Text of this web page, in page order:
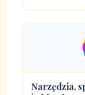
Narzędzia,